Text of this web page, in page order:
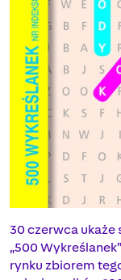
30 czerwca
„500
rynku zbiorem